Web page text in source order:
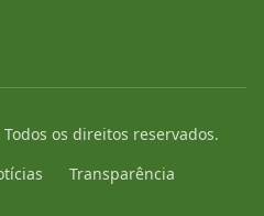
Todos os direitos reservados.
Transparência